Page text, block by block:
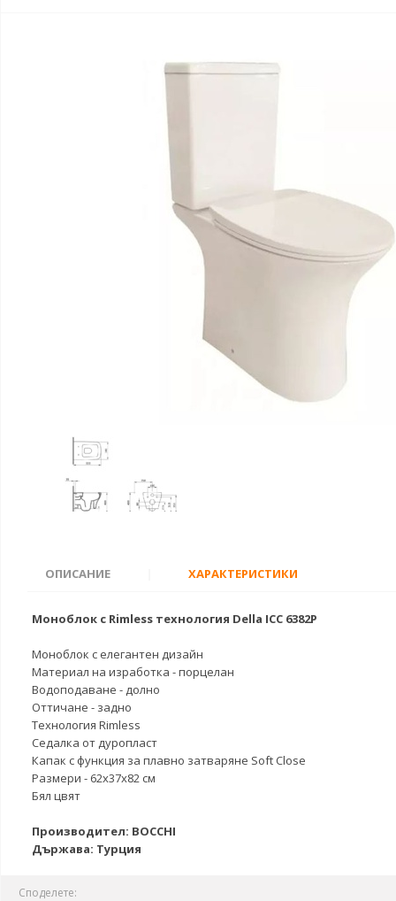
ОПИСАНИЕ ХАРАКТЕРИСТИКИ
Моноблок с Rimless технология Della ICC 6382P
Моноблок с елегантен дизайн
Материал на изработка - порцелан
Водоподаване - долно
Оттичане - задно
Технология Rimless
Седалка от дуропласт
Капак с функция за плавно затваряне Soft Close
Размери - 62х37х82 см
Бял цвят
Производител: BOCCHI
Държава: Турция
Споделете: